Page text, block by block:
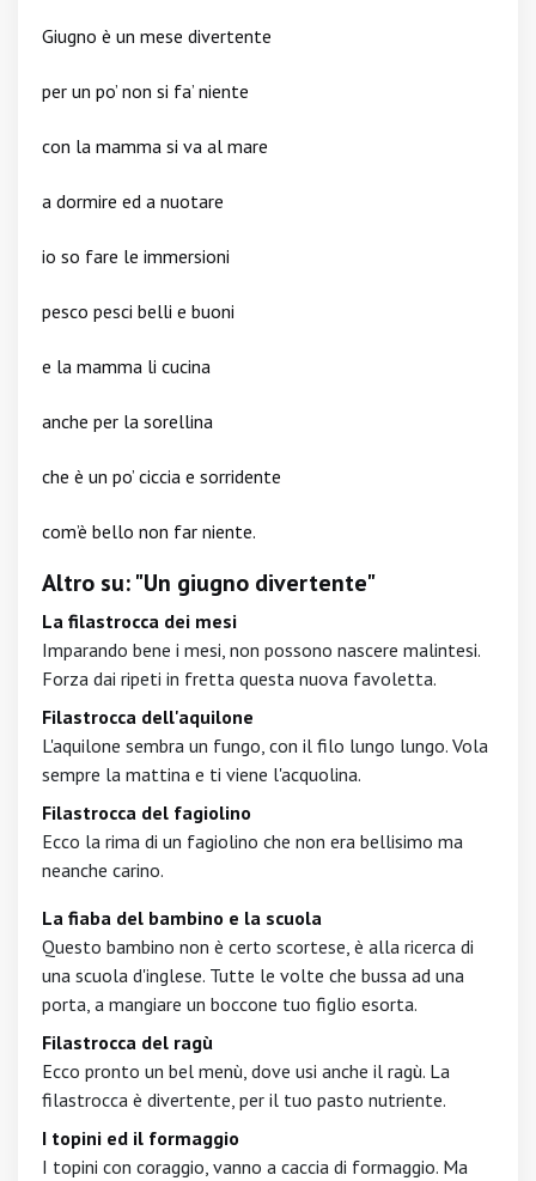
Giugno è un mese divertente
per un po’ non si fa’ niente
con la mamma si va al mare
a dormire ed a nuotare
io so fare le immersioni
pesco pesci belli e buoni
e la mamma li cucina
anche per la sorellina
che è un po’ ciccia e sorridente
com’è bello non far niente.
Altro su: "Un giugno divertente"
La filastrocca dei mesi
Imparando bene i mesi, non possono nascere malintesi.
Forza dai ripeti in fretta questa nuova favoletta.
Filastrocca dell'aquilone
L'aquilone sembra un fungo, con il filo lungo lungo. Vola
sempre la mattina e ti viene l'acquolina.
Filastrocca del fagiolino
Ecco la rima di un fagiolino che non era bellisimo ma
neanche carino.
La fiaba del bambino e la scuola
Questo bambino non è certo scortese, è alla ricerca di
una scuola d'inglese. Tutte le volte che bussa ad una
porta, a mangiare un boccone tuo figlio esorta.
Filastrocca del ragù
Ecco pronto un bel menù, dove usi anche il ragù. La
filastrocca è divertente, per il tuo pasto nutriente.
I topini ed il formaggio
I topini con coraggio, vanno a caccia di formaggio. Ma